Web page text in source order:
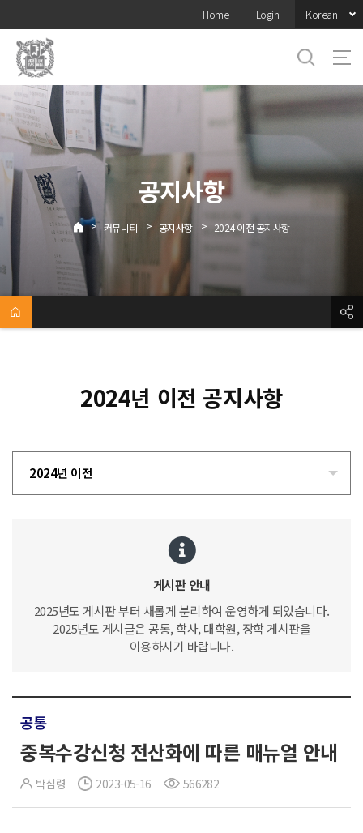
메뉴
Home Login Korean
공지사항
> 커뮤니티 > 공지사항 > 2024 이전 공지사항
2024년 이전 공지사항
2024년 이전
게시판 안내
2025년도 게시판 부터 새롭게 분리하여 운영하게 되었습니다.
2025년도 게시글은 공통, 학사, 대학원, 장학 게시판을
이용하시기 바랍니다.
공통
중복수강신청 전산화에 따른 매뉴얼 안내
박심령 2023-05-16 566282